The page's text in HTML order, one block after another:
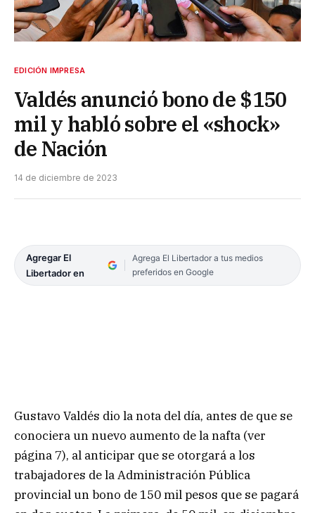
EDICIÓN IMPRESA
Valdés anunció bono de $150
mil y habló sobre el «shock»
de Nación
14 de diciembre de 2023
Agregar El
Libertador en
Agrega El Libertador a tus medios
preferidos en Google
Gustavo Valdés dio la nota del día, antes de que se
conociera un nuevo aumento de la nafta (ver
página 7), al anticipar que se otorgará a los
trabajadores de la Administración Pública
provincial un bono de 150 mil pesos que se pagará